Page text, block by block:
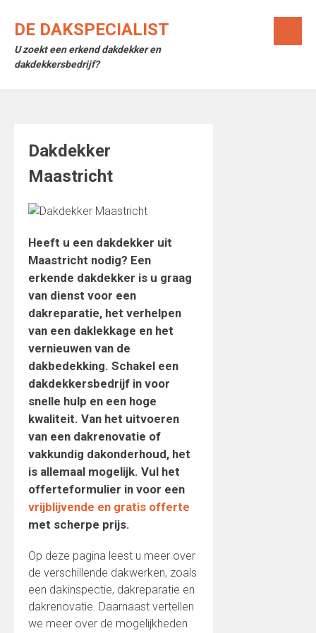
DE DAKSPECIALIST
U zoekt een erkend dakdekker en
dakdekkersbedrijf?
Dakdekker
Maastricht
Heeft u een dakdekker uit
Maastricht nodig? Een
erkende dakdekker is u graag
van dienst voor een
dakreparatie, het verhelpen
van een daklekkage en het
vernieuwen van de
dakbedekking. Schakel een
dakdekkersbedrijf in voor
snelle hulp en een hoge
kwaliteit. Van het uitvoeren
van een dakrenovatie of
vakkundig dakonderhoud, het
is allemaal mogelijk. Vul het
offerteformulier in voor een
vrijblijvende en gratis offerte
met scherpe prijs.
Op deze pagina leest u meer over
de verschillende dakwerken, zoals
een dakinspectie, dakreparatie en
dakrenovatie. Daarnaast vertellen
we meer over de mogelijkheden